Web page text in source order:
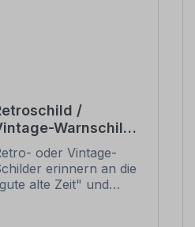
/
Warnschild
Schrauber
oder Vintage-
erinnern an die
alte Zeit" und